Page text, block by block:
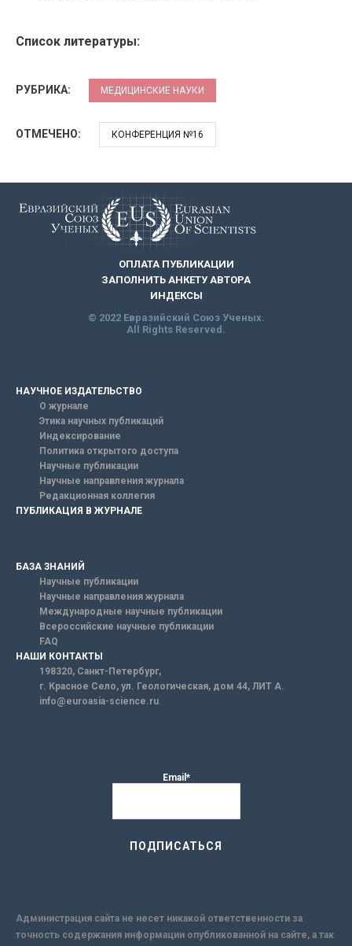
Список литературы:
РУБРИКА: МЕДИЦИНСКИЕ НАУКИ
ОТМЕЧЕНО: КОНФЕРЕНЦИЯ №16
ОПЛАТА ПУБЛИКАЦИИ
ЗАПОЛНИТЬ АНКЕТУ АВТОРА
ИНДЕКСЫ
© 2022 Евразийский Союз Ученых.
All Rights Reserved.
НАУЧНОЕ ИЗДАТЕЛЬСТВО
О журнале
Этика научных публикаций
Индексирование
Политика открытого доступа
Научные публикации
Научные направления журнала
Редакционная коллегия
ПУБЛИКАЦИЯ В ЖУРНАЛЕ
БАЗА ЗНАНИЙ
Научные публикации
Научные направления журнала
Международные научные публикации
Всероссийские научные публикации
FAQ
НАШИ КОНТАКТЫ
198320, Санкт-Петербург,
г. Красное Село, ул. Геологическая, дом 44, ЛИТ А.
info@euroasia-science.ru
Email*
Администрация сайта не несет никакой ответственности за
точность содержания информации опубликованной на сайте, а так